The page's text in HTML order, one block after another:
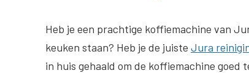
Heb je een prachtige koffiemachine van
keuken staan? Heb je de juiste Jura
in huis gehaald om de koffiemachine goed